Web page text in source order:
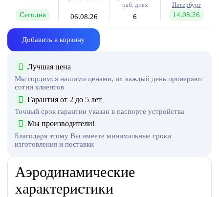
Сегодня 06.08.26
раб. днях
6
Петербург
14.08.26
Добавить в корзину
Лучшая цена
Мы гордимся нашими ценами, их каждый день проверяют
сотни клиентов
Гарантия от 2 до 5 лет
Точный срок гарантии указан в паспорте устройства
Мы производители!
Благодаря этому Вы имеете минимальные сроки
изготовления и поставки
Аэродинамические
характеристики